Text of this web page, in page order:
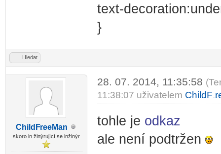
text-
}
Hledat
ChildFreeMan
skoro in žinýrující se inžinýr
28. 07. 2014, 11:35:58
11:38:07 uživatelem ChildF
tohle je odkaz
ale není podtržen